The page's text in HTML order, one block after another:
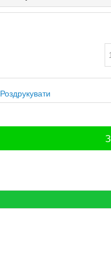
Роздрукувати